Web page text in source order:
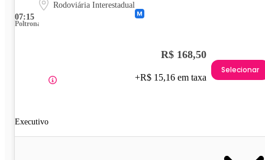
07:15
Rodoviária Interestadual
Poltrona
Executivo
R$ 168,50
+R$ 15,16 em taxa
Selecionar